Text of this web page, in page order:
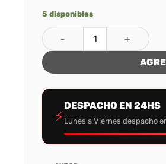
5 disponibles
El misterio revelado
⚡
DESPACHO EN 24HS
Lunes a Viernes despacho